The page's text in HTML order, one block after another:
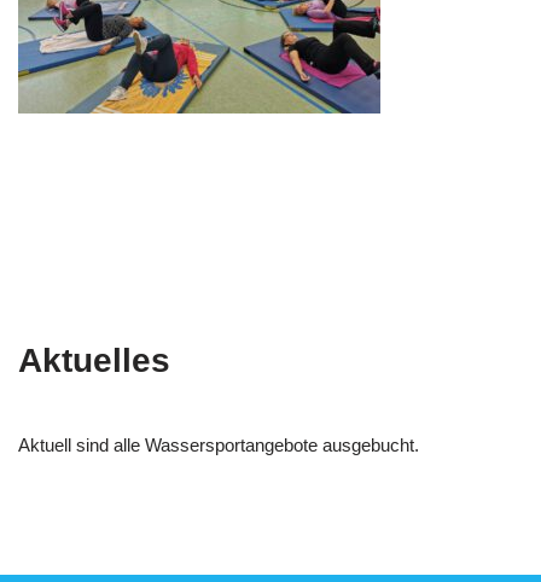
Aktuelles
Aktuell sind alle Wassersportangebote ausgebucht.